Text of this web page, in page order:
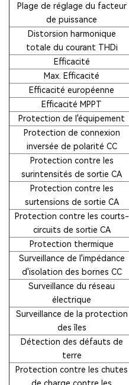
Plage de réglage du facteur
de puissance
Distorsion harmonique
totale du courant THDi
Efficacité
Max. Efficacité
Efficacité européenne
Efficacité MPPT
Protection de l'équipement
Protection de connexion
inversée de polarité CC
Protection contre les
surintensités de sortie CA
Protection contre les
surtensions de sortie CA
Protection contre les courts-
circuits de sortie CA
Protection thermique
Surveillance de l'impédance
d'isolation des bornes CC
Surveillance du réseau
électrique
Surveillance de la protection
des îles
Détection des défauts de
terre
Protection contre les chutes